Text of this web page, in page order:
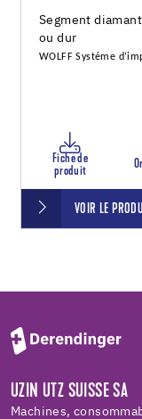
Segment
ou dur
WOLFF Systéme
Fiche de
produit
VOIR LE
UZIN UTZ SUISSE SA
Machines,